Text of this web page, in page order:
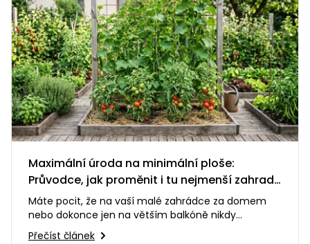
Maximální úroda na minimální ploše:
Průvodce, jak proměnit i tu nejmenší zahradu
v zelenou oázu
Máte pocit, že na vaší malé zahrádce za domem
nebo dokonce jen na větším balkóně nikdy
nevypěstujete dost pro celou…
Přečíst článek